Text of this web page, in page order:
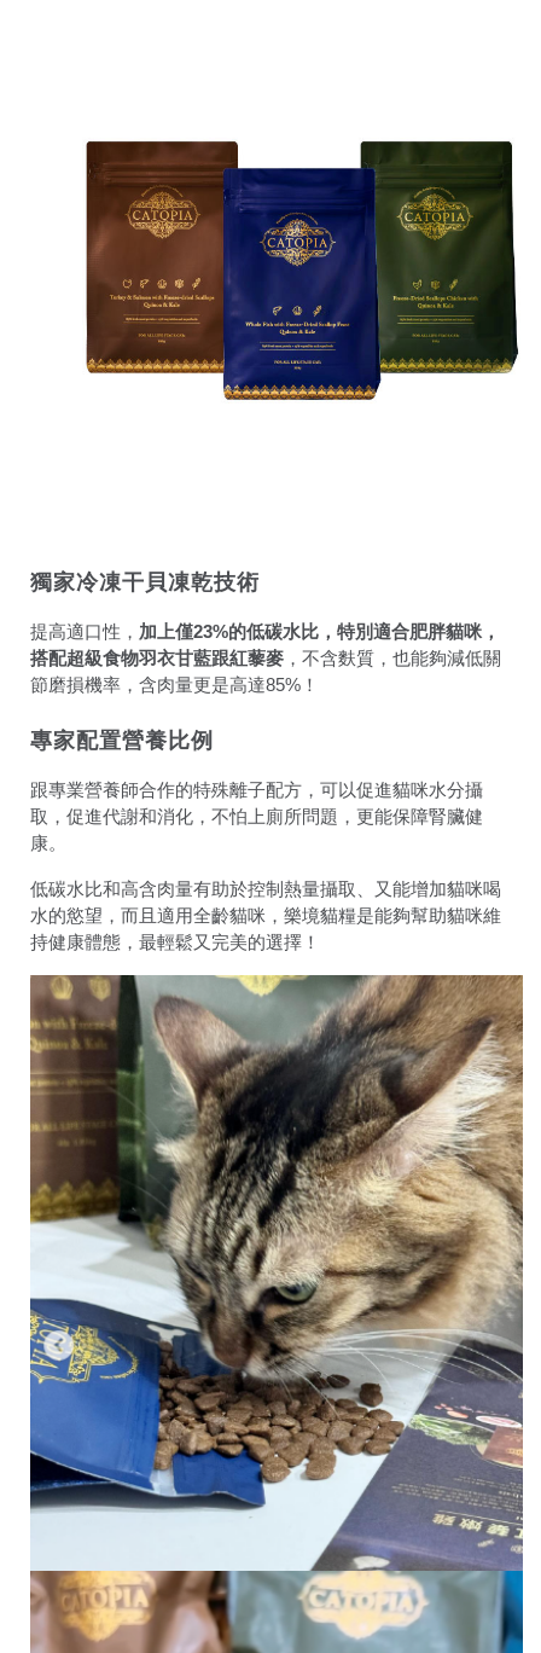
獨家冷凍干貝凍乾技術
提高適口性， 加上僅23%的低碳水比，特別適合肥胖貓咪，
搭配超級食物羽衣甘藍跟紅藜麥 ，不含麩質，也能夠減低關
節磨損機率，含肉量更是高達85% ！
專家配置營養比例
跟專業營養師合作的特殊離子配方，可以促進貓咪水分攝
取，促進代謝和消化，不怕上廁所問題，更能保障腎臟健
康。
低碳水比和高含肉量有助於控制熱量攝取、又能增加貓咪喝
水的慾望，而且適用全齡貓咪，樂境貓糧是能夠幫助貓咪維
持健康體態，最輕鬆又完美的選擇！